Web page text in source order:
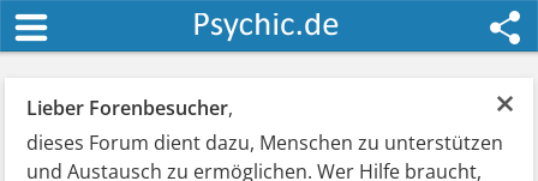
×
Lieber Forenbesucher,
dieses Forum dient dazu, Menschen zu unterstützen
und Austausch zu ermöglichen. Wer Hilfe braucht,